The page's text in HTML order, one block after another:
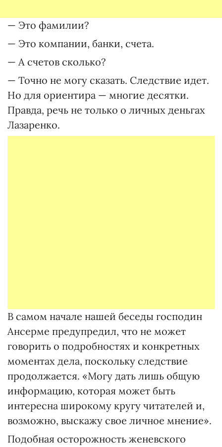
— Это фамилии?
— Это компании, банки, счета.
— А счетов сколько?
— Точно не могу сказать. Следствие идет.
Но для ориентира — многие десятки.
Правда, речь не только о личных деньгах
Лазаренко.
В самом начале нашей беседы господин
Ансерме предупредил, что не может
говорить о подробностях и конкретных
моментах дела, поскольку следствие
продолжается. «Могу дать лишь общую
информацию, которая может быть
интересна широкому кругу читателей и,
возможно, выскажу свое личное мнение».
Подобная осторожность женевского